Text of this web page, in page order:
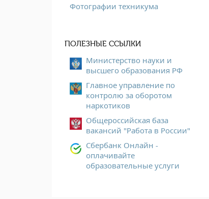
Фотографии техникума
ПОЛЕЗНЫЕ ССЫЛКИ
Министерство науки и
высшего образования РФ
Главное управление по
контролю за оборотом
наркотиков
Общероссийская база
вакансий "Работа в России"
Сбербанк Онлайн -
оплачивайте
образовательные услуги